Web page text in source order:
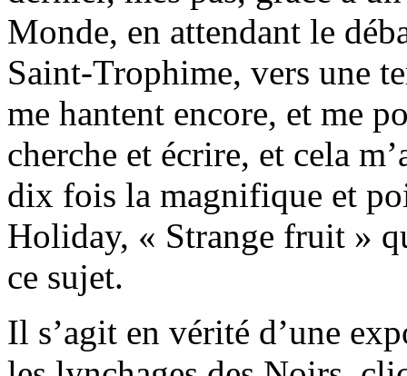
Monde, en attendant le
Saint-Trophime, vers une
me hantent encore, et me
cherche et écrire, et cela
dix fois la magnifique et
Holiday, « Strange fruit »
ce sujet.
Il s’agit en vérité d’une